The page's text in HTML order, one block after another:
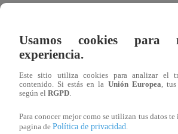
Elecciones para garantizar el uso de
desarrollo de la segunda vuelta
Durante la ceremonia realizada en
“está en rieles perfectos”
para
Finanzas, Rodolfo Acuña; y el
Usamos cookies para
experiencia.
Este sitio utiliza cookies para analizar el
contenido. Si estás en la Unión Europea ,
según el RGPD
Para conocer mejor como se utilizan tus datos
pagina de Política de privacidad